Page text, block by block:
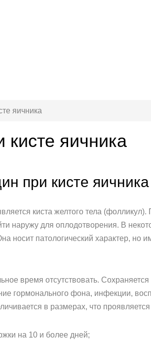
яичника
яичника
при кисте
киста желтого тела
наружу для оплодотворения. В
носит патологический характер, но
время отсутствовать.
гормонального фона, инфекции,
в размерах, что
на 10 и более дней;